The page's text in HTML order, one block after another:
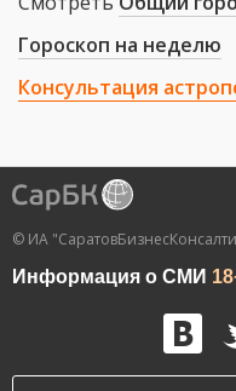
Гороскоп на неделю
Консультация
© ИА
Информация о СМИ